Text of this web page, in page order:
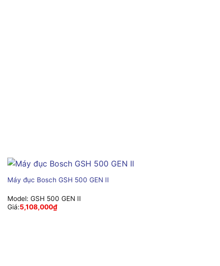
Máy đục Bosch GSH 500 GEN II
Model: GSH 500 GEN II
Giá:5,108,000₫